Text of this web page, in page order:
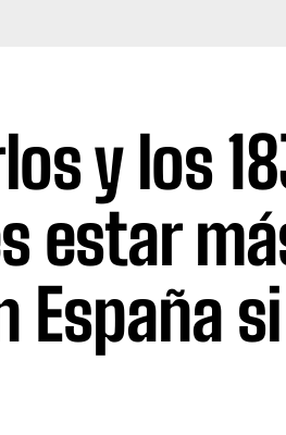
y los
estar
España